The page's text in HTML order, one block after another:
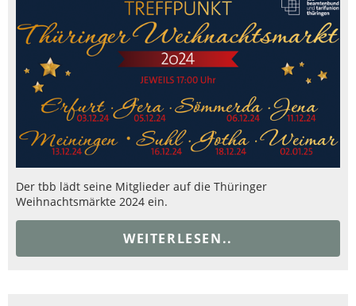
Der tbb lädt seine Mitglieder auf die Thüringer
Weihnachtsmärkte 2024 ein.
WEITERLESEN..